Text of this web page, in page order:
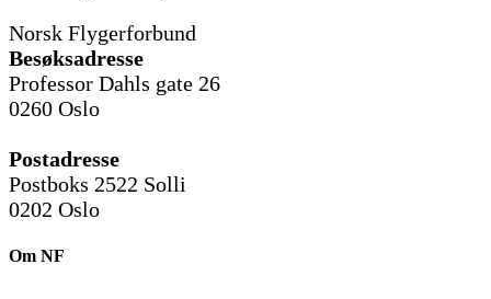
Norsk Flygerforbund
Besøksadresse
Professor Dahls gate 26
0260 Oslo
Postadresse
Postboks 2522 Solli
0202 Oslo
Om NF